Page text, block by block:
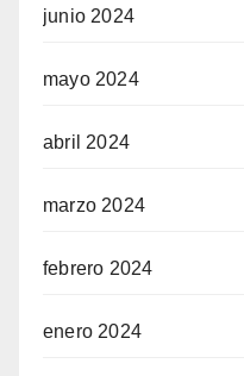
junio 2024
mayo 2024
abril 2024
marzo 2024
febrero 2024
enero 2024